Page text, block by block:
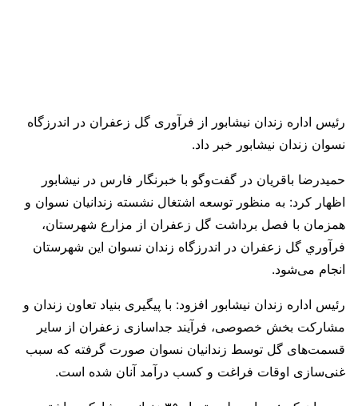
رئیس اداره زندان نیشابور از فرآوری گل زعفران در اندرزگاه
نسوان زندان نیشابور خبر داد‌.
حمیدرضا باقریان در گفت‌وگو با خبرنگار فارس در نیشابور
اظهار کرد: به منظور توسعه اشتغال نشسته زندانیان نسوان و
همزمان با فصل برداشت گل زعفران از مزارع شهرستان،
فرآوري گل زعفران در اندرزگاه زندان نسوان این شهرستان
انجام می‌شود.
رئیس اداره زندان نیشابور افزود: با پیگیری بنیاد تعاون زندان و
مشارکت بخش خصوصی، فرآیند جداسازی زعفران از سایر
قسمت‌های گل توسط زندانیان نسوان صورت گرفته که سبب
غنی‌سازی اوقات فراغت و کسب درآمد آنان شده است.